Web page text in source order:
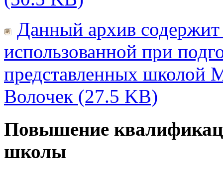
Данный архив содержит
использованной при
представленных
Волочек (27.5 KB)
Повышение
школы